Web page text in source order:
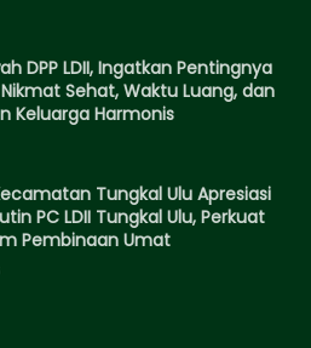
DPP LDII, Ingatkan Pentingnya
Sehat, Waktu Luang, dan
Keluarga Harmonis
Tungkal Ulu Apresiasi
PC LDII Tungkal Ulu, Perkuat
Pembinaan Umat